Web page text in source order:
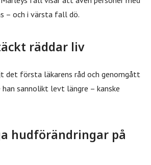
– och i värsta fall dö.
räddar liv
det första läkarens råd och genomgått
sannolikt levt längre – kanske
hudförändringar på